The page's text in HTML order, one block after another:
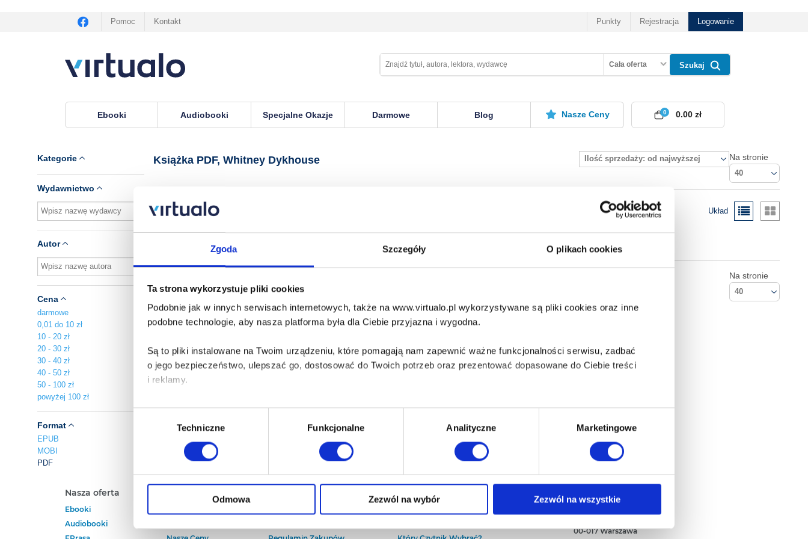
Zgoda Szczegóły O plikach cookies
Ta strona wykorzystuje pliki cookies
Podobnie jak w innych serwisach internetowych, także na www.virtualo.pl wykorzystywane są pliki cookies oraz inne
podobne technologie, aby nasza platforma była dla Ciebie przyjazna i wygodna.
Są to pliki instalowane na Twoim urządzeniu, które pomagają nam zapewnić ważne funkcjonalności serwisu, zadbać
o jego bezpieczeństwo, ulepszać go, dostosować do Twoich potrzeb oraz prezentować dopasowane do Ciebie treści
i reklamy.
Poza plikami, które są nam niezbędne do prawidłowego i bezpiecznego działania serwisu - są także takie, które wymagają
Twojej zgody.
Każda udzielona zgoda poprawi Twoje doświadczenia jeśli jesteś naszym Użytkownikiem.
Wybór
Techniczne Funkcjonalne Analityczne Marketingowe
Odmowa Zezwól na wybór Zezwól na wszystkie
Pomoc Kontakt Punkty Rejestracja Logowanie
Cała oferta Szukaj
Ebooki Audiobooki Specjalne Okazje Darmowe Blog Nasze Ceny 0
0.00 zł
Kategorie
Wydawnictwo
Autor
Cena
darmowe
0,01 do 10 zł
10 - 20 zł
20 - 30 zł
30 - 40 zł
40 - 50 zł
50 - 100 zł
powyżej 100 zł
Format
EPUB
MOBI
PDF
Książka PDF, Whitney Dykhouse Ilość sprzedaży: od najwyższej Na stronie
40
Układ
Na stronie
40
Nasza oferta
Ebooki
Audiobooki
Baza wiedzy
Empik S.A
00-017 Warszawa